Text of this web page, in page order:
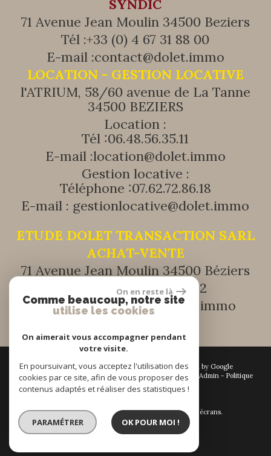
SYNDIC
71 Avenue Jean Moulin 34500 Beziers
Tél :+33 (0) 4 67 31 88 00
E-mail :contact@dolet.immo
LOCATION - GESTION LOCATIVE
l'ATRIUM, 58/60 avenue de La Tanne
34500 BEZIERS
Location :
Tél :06.48.56.35.11
E-mail :location@dolet.immo
Gestion locative :
Téléphone :07.62.72.86.18
E-mail : gestionlocative@dolet.immo
ETUDE DOLET TRANSACTION SARL
ACHAT-VENTE
71 Avenue Jean Moulin 34500 Béziers
+33 (0) 9 51 41 17 32
E-mail :transaction@dolet.immo
© 2026 | Tous droits réservés | Traduction powered by Google
Plan du site-Mentions légales-Nos honoraires- Liens Admin- Politique
RGPD
un seul site adaptable à tous les types d'écrans.
On en reste là
Comme beaucoup, notre site
utilise les cookies
On aimerait vous accompagner pendant
votre visite.
En poursuivant, vous acceptez l'utilisation des
cookies par ce site, afin de vous proposer des
contenus adaptés et réaliser des statistiques !
PARAMÉTRER OK POUR MOI !